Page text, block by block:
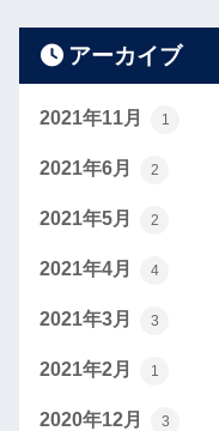
アーカイブ
2021年11月 1
2021年6月 2
2021年5月 2
2021年4月 4
2021年3月 3
2021年2月 1
2020年12月 3